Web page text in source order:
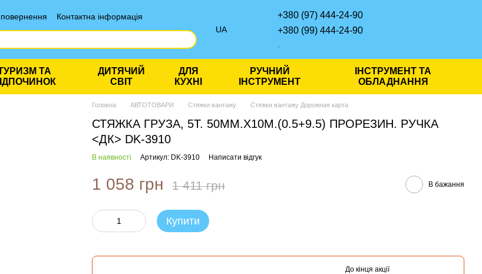
Контактна інформація
UA
+380 (97) 444-24-90
+380 (99) 444-24-90
ТА
ДИТЯЧИЙ
СВІТ
ДЛЯ
КУХНІ
РУЧНИЙ
ІНСТРУМЕНТ
ІНСТРУМЕНТ ТА
ОБЛАДНАННЯ
Головна АВТОТОВАРИ Стяжки вантажу Стяжки вантажу Дорожная карта
СТЯЖКА ГРУЗА, 5T. 50MM.X10M.(0.5+9.5) ПРОРЕЗИН. РУЧКА
<ДК> DK-3910
В наявності Артикул: DK-3910 Написати відгук
1 058 грн 1 411 грн В бажання
Купити
До кінця акції